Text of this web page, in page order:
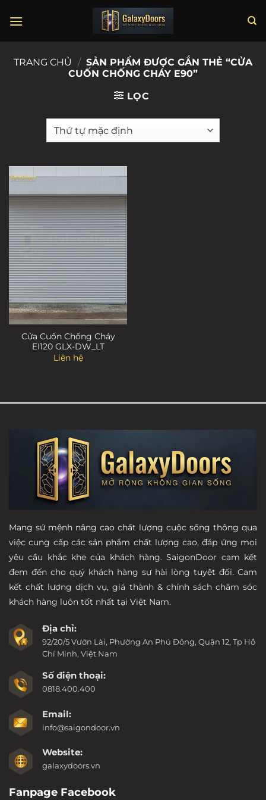
đến
TRANG CHỦ
/ SẢN PHẨM ĐƯỢC GẮN THẺ “CỬA
CUỐN CHỐNG CHÁY E90”
LỌC
Cửa Cuốn Chống Cháy
EI120 GLX-DW_LT
Liên hệ
Mang sứ mệnh nâng cao chất lượng cuộc sống thông qua
việc cung cấp các sản phẩm chất lượng cao, đáp ứng mọi
yêu cầu khắc khe của khách hàng. SaigonDoor cam kết
đem đến cho quý khách hàng sự hài lòng tuyệt đối. Cam
kết chất lượng dịch vụ, giá thành & chính sách chăm sóc
khách hàng luôn tốt nhất tại Việt Nam.
Địa chỉ:
92/20/5 Vườn Lài, Phường An Phú Đông, Quận 12, Tp Hồ
Chí Minh, Việt Nam
Số điện thoại:
0818.400.400
Email:
info@saigondoor.vn
Website:
galaxydoors.vn
Fanpage Facebook